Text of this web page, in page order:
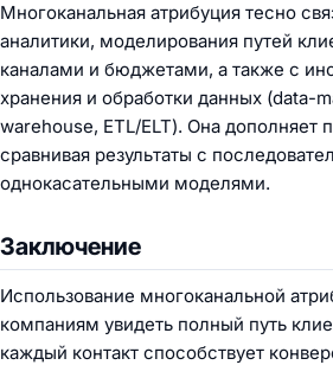
Многоканальная атрибуция тесно
аналитики, моделирования путей
каналами и бюджетами, а также с
хранения и обработки данных (data-
warehouse, ETL/ELT). Она дополняет
сравнивая результаты с
однокасательными моделями.
Заключение
Использование многоканальной
компаниям увидеть полный путь
каждый контакт способствует